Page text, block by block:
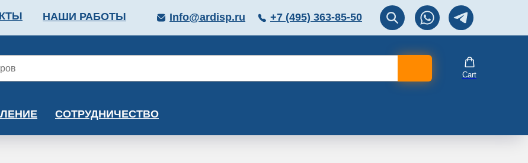
Перезвоните мне!
НАШИ РАБОТЫ +7 (495) 363-85-50
Info@ardisp.ru
Cart
СОТРУДНИЧЕСТВО